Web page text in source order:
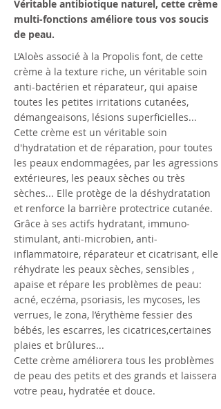
Véritable antibiotique naturel, cette crème
multi-fonctions améliore tous vos soucis
de peau.
L’Aloès associé à la Propolis font, de cette
crème à la texture riche, un véritable soin
anti-bactérien et réparateur, qui apaise
toutes les petites irritations cutanées,
démangeaisons, lésions superficielles...
Cette crème est un véritable soin
d'hydratation et de réparation, pour toutes
les peaux endommagées, par les agressions
extérieures, les peaux sèches ou très
sèches... Elle protège de la déshydratation
et renforce la barrière protectrice cutanée.
Grâce à ses actifs hydratant, immuno-
stimulant, anti-microbien, anti-
inflammatoire, réparateur et cicatrisant, elle
réhydrate les peaux sèches, sensibles ,
apaise et répare les problèmes de peau:
acné, eczéma, psoriasis, les mycoses, les
verrues, le zona, l’érythème fessier des
bébés, les escarres, les cicatrices,certaines
plaies et brûlures...
Cette crème améliorera tous les problèmes
de peau des petits et des grands et laissera
votre peau, hydratée et douce.